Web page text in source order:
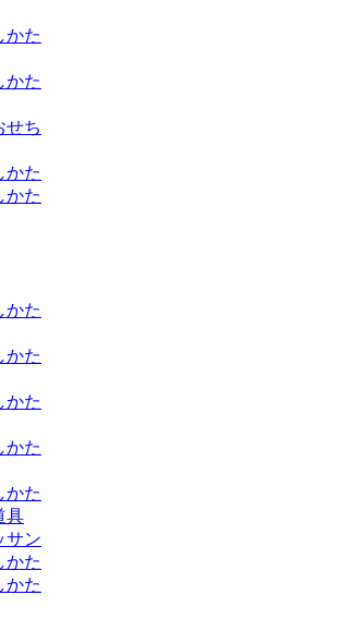
かた
かた
せち
かた
かた
かた
かた
かた
かた
かた
具
サン
かた
かた